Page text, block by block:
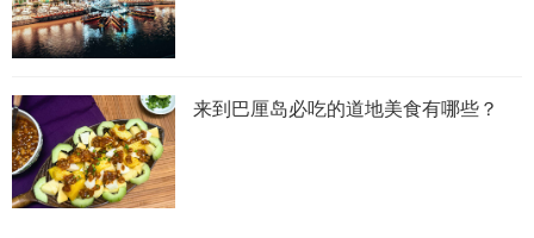
来到巴厘岛必吃的道地美食有哪些？